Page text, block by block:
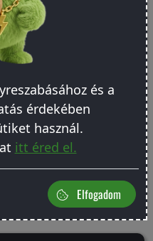
keltett rezgések
el a vakondokat a védendő
körben is képes védelmet
szinte egy teljes udvar
ahol fennáll a lopás
kötni. Tartsd távol a
napelemes
és a
érdekében
használ.
itt éred el.
Elfogadom